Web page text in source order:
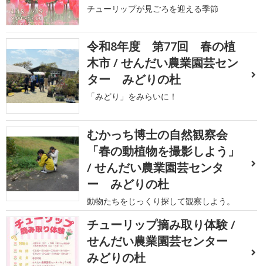
チューリップが見ごろを迎える季節
令和8年度 第77回 春の植
木市 / せんだい農業園芸セン
ター みどりの杜
「みどり」をみらいに！
むかっち博士の自然観察会
「春の動植物を撮影しよう」
/ せんだい農業園芸センタ
ー みどりの杜
動物たちをじっくり探して観察しよう。
チューリップ摘み取り体験 /
せんだい農業園芸センター
みどりの杜